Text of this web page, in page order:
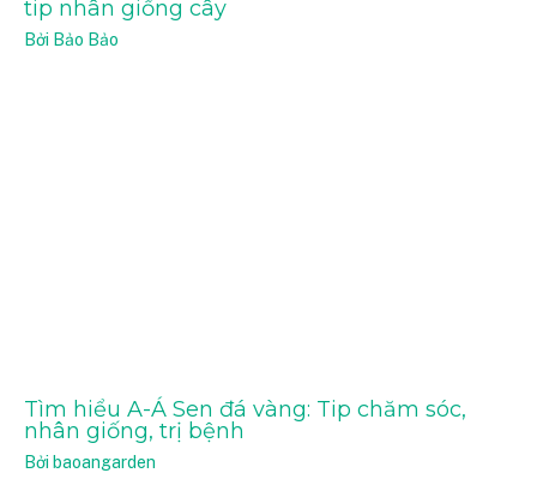
tip nhân giống cây
Bởi Bảo Bảo
Tìm hiểu A-Á Sen đá vàng: Tip chăm sóc,
nhân giống, trị bệnh
Bởi baoangarden